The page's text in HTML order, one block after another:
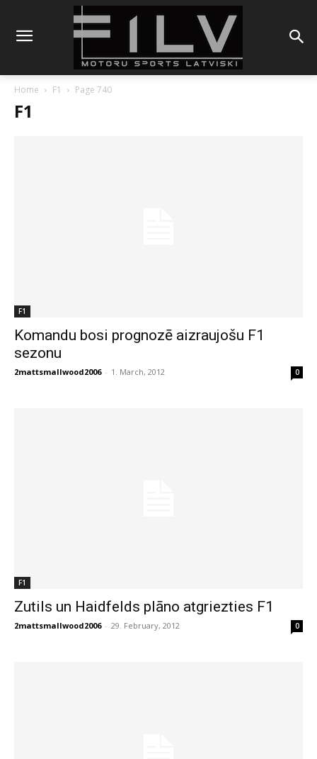
Home F1 Page 740
F1
F1
Komandu bosi prognozē aizraujošu F1
sezonu
2mattsmallwood2006 - 1. March, 2012 0
F1
Zutils un Haidfelds plāno atgriezties F1
2mattsmallwood2006 - 29. February, 2012 0